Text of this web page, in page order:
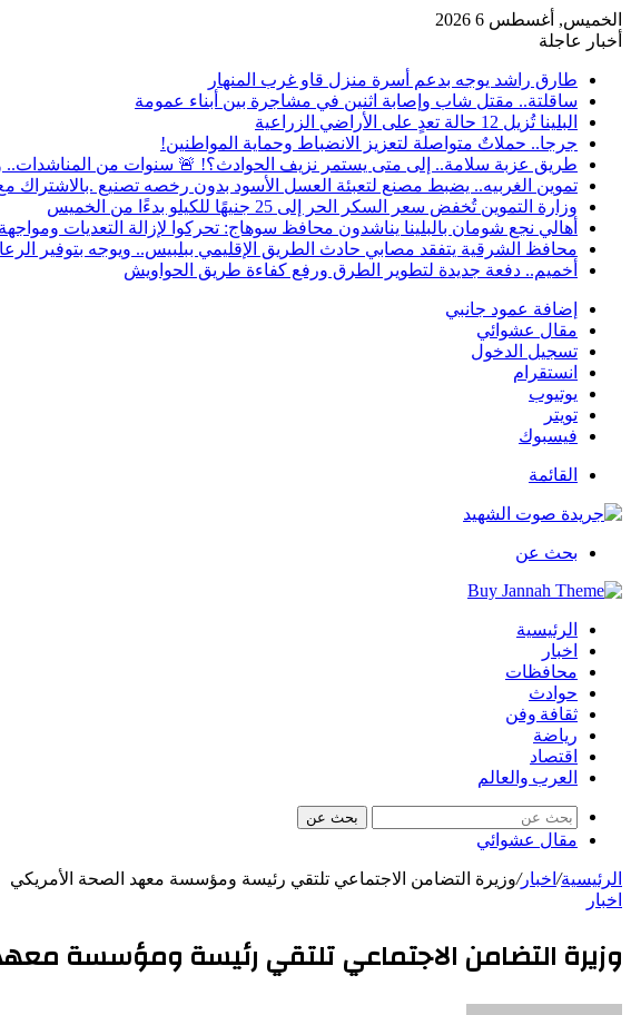
الخميس, أغسطس 6 2026
أخبار عاجلة
طارق راشد يوجه بدعم أسرة منزل قاو غرب المنهار
ساقلتة.. مقتل شاب وإصابة اثنين في مشاجرة بين أبناء عمومة
البلينا تُزيل 12 حالة تعدٍ على الأراضي الزراعية
جرجا.. حملاتٌ متواصلة لتعزيز الانضباط وحماية المواطنين!
طريق عزبة سلامة.. إلى متى يستمر نزيف الحوادث؟! 🚨 سنوات من
تموين الغربيه.. يضبط مصنع لتعبئة العسل الأسود بدون رخصه تصنيع .بالاشتراك
وزارة التموين تُخفض سعر السكر الحر إلى 25 جنيهًا للكيلو بدءًا من الخميس
أهالي نجع شومان بالبلينا يناشدون محافظ سوهاج: تحركوا لإزالة التعديات
محافظ الشرقية يتفقد مصابي حادث الطريق الإقليمي ببلبيس.. ويوجه بتوفير
أخميم.. دفعة جديدة لتطوير الطرق ورفع كفاءة طريق الحواويش
إضافة عمود جانبي
مقال عشوائي
تسجيل الدخول
انستقرام
يوتيوب
تويتر
فيسبوك
القائمة
بحث عن
الرئيسية
اخبار
محافظات
حوادث
ثقافة وفن
رياضة
اقتصاد
العرب والعالم
بحث عن
مقال عشوائي
الرئيسية/ اخبار/وزيرة التضامن الاجتماعي تلتقي رئيسة ومؤسسة معهد الصحة الأمريكي
اخبار
وزيرة التضامن الاجتماعي تلتقي رئيسة ومؤسسة